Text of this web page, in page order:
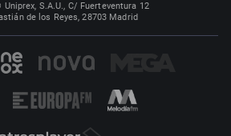
S.A.U., C/ Fuerteventura 12
de los Reyes, 28703 Madrid